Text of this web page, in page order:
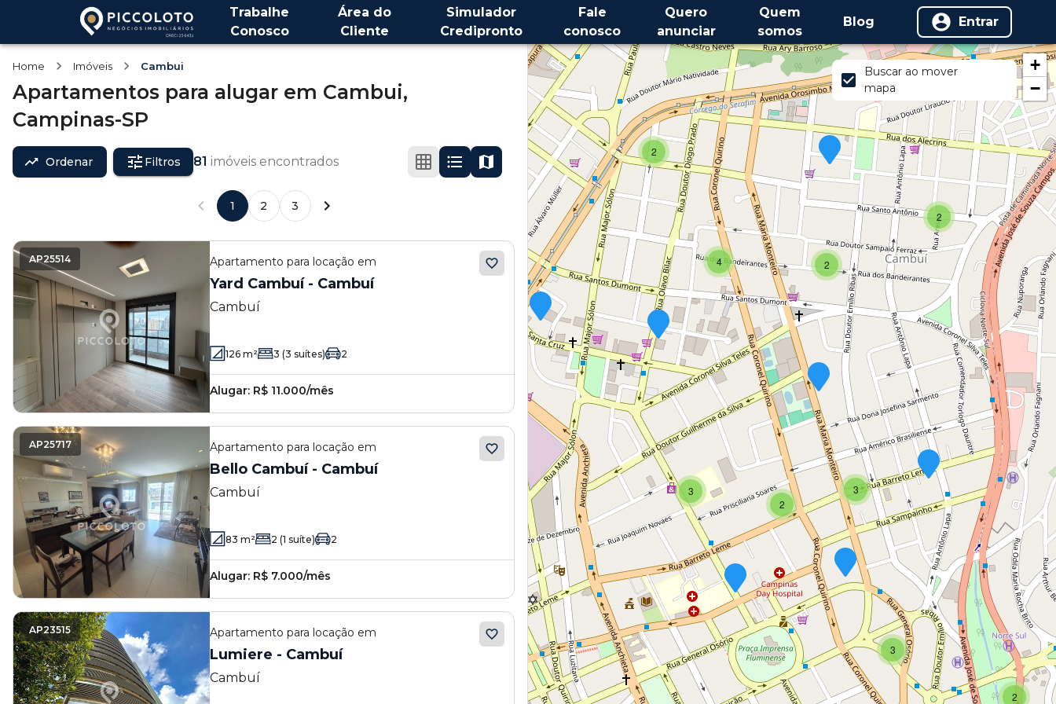
Trabalhe
Conosco
Área do
Cliente
Simulador
Credipronto
Fale
conosco
Quero
anunciar
Quem
somos
Blog Entrar
Home Imóveis Cambui
Apartamentos para alugar em Cambui,
Campinas-SP
Ordenar Filtros 81 imóveis encontrados
1 2 3
AP25514 Apartamento para locação em
Yard Cambuí - Cambuí
Cambuí
126 m² 3 (3 suítes) 2
Alugar: R$ 11.000/mês
AP25717 Apartamento para locação em
Bello Cambuí - Cambuí
Cambuí
83 m² 2 (1 suíte) 2
Alugar: R$ 7.000/mês
AP23515 Apartamento para locação em
Lumiere - Cambuí
Cambuí
2
2
3
3
3
2
2
2
4
+
−
Buscar ao mover
mapa